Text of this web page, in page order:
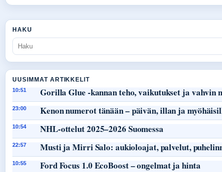
HAKU
UUSIMMAT ARTIKKELIT
10:51 Gorilla Glue -kannan teho, vaikutukset ja vahvin
23:00 Kenon numerot tänään – päivän, illan ja
10:54 NHL-ottelut 2025–2026 Suomessa
22:57 Musti ja Mirri Salo: aukioloajat, palvelut,
10:55 Ford Focus 1.0 EcoBoost – ongelmat ja hinta